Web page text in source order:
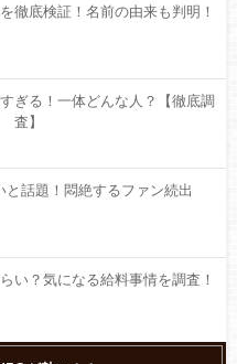
徹底検証！名前の由来も判明！
ぎる！一体どんな人？【徹底調
査】
話題！悶絶するファン続出
い？気になる給料事情を調査！